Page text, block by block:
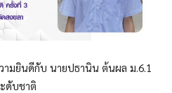
ามยินดีกับ นายปธานิน ต้นผล ม.6.1
ดับชาติ